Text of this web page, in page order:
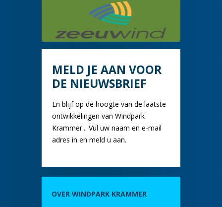
MELD JE AAN VOOR
DE NIEUWSBRIEF
En blijf op de hoogte van de laatste
ontwikkelingen van Windpark
Krammer... Vul uw naam en e-mail
adres in en meld u aan.
OVER WINDPARK KRAMMER